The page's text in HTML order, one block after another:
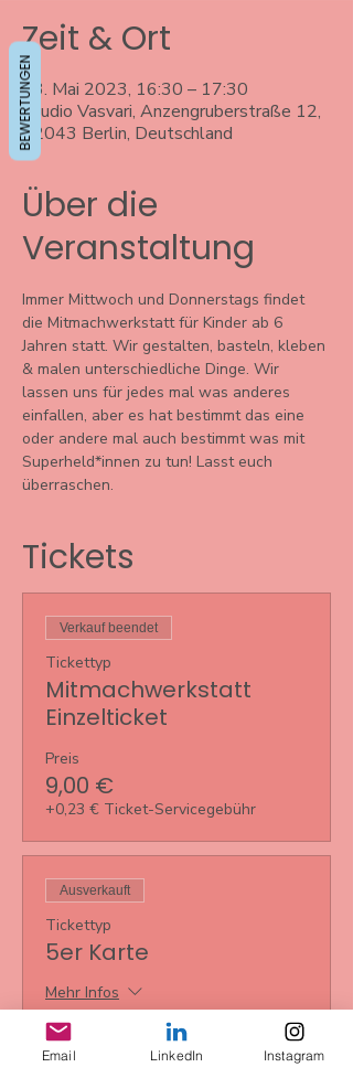
Zeit & Ort
03. Mai 2023, 16:30 – 17:30
Studio Vasvari, Anzengruberstraße 12,
12043 Berlin, Deutschland
Über die
Veranstaltung
Immer Mittwoch und Donnerstags findet
die Mitmachwerkstatt für Kinder ab 6
Jahren statt. Wir gestalten, basteln, kleben
& malen unterschiedliche Dinge. Wir
lassen uns für jedes mal was anderes
einfallen, aber es hat bestimmt das eine
oder andere mal auch bestimmt was mit
Superheld*innen zu tun! Lasst euch
überraschen.
Tickets
Verkauf beendet
Tickettyp
Mitmachwerkstatt
Einzelticket
Preis
9,00 €
+0,23 € Ticket-Servicegebühr
Ausverkauft
Tickettyp
5er Karte
Mehr Infos
Preis
35,00 €
Email LinkedIn Instagram
BEWERTUNGEN